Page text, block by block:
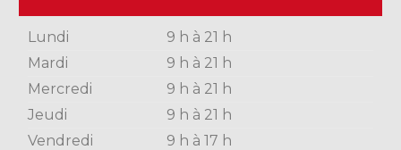
Lundi
9 h à 21 h
Mardi
9 h à 21 h
Mercredi
9 h à 21 h
Jeudi
9 h à 21 h
Vendredi
9 h à 17 h